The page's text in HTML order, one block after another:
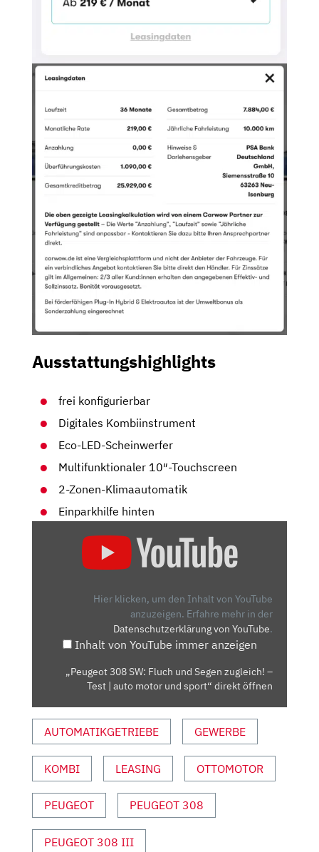
Ausstattungshighlights
frei konfigurierbar
Digitales Kombiinstrument
Eco-LED-Scheinwerfer
Multifunktionaler 10″-Touchscreen
2-Zonen-Klimaautomatik
Einparkhilfe hinten
MOTOR
UND
VON
YOUTUBE
ANZEIGEN
Hier klicken, um den Inhalt von YouTube
anzuzeigen. Erfahre mehr in der
Datenschutzerklärung von YouTube.
Inhalt von YouTube immer anzeigen
„Peugeot 308 SW: Fluch und Segen zugleich! –
Test | auto motor und sport“ direkt öffnen
AUTOMATIKGETRIEBE GEWERBE
KOMBI LEASING OTTOMOTOR
PEUGEOT PEUGEOT 308
PEUGEOT 308 III